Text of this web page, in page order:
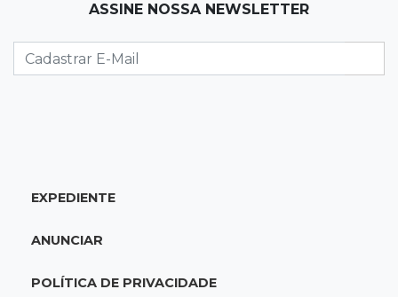
A esperança não pode morrer
07:10Previsão
sonho de ser pais chegou
Briga em bar na 14 termina com rapaz de 21
ASSINE NOSSA NEWSLETTER
EXPEDIENTE
ANUNCIAR
POLÍTICA DE PRIVACIDADE